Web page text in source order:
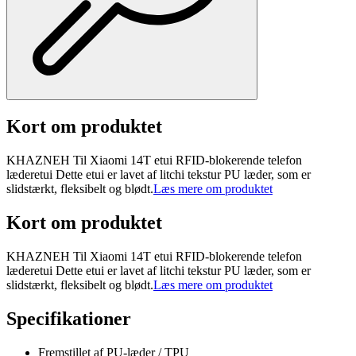
Kort om produktet
KHAZNEH Til Xiaomi 14T etui RFID-blokerende telefon
læderetui Dette etui er lavet af litchi tekstur PU læder, som er
slidstærkt, fleksibelt og blødt.Læs mere om produktet
Kort om produktet
KHAZNEH Til Xiaomi 14T etui RFID-blokerende telefon
læderetui Dette etui er lavet af litchi tekstur PU læder, som er
slidstærkt, fleksibelt og blødt.Læs mere om produktet
Specifikationer
Fremstillet af PU-læder / TPU